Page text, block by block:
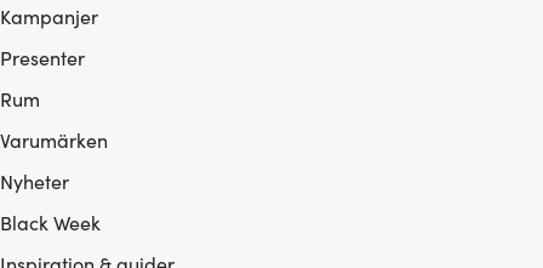
Kampanjer
Presenter
Rum
Varumärken
Nyheter
Black Week